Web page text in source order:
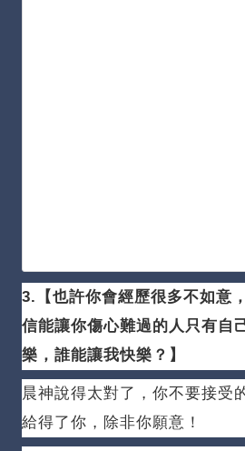
3.【也許你會經歷很多不如意
信能讓你傷心難過的人只有自
樂，誰能讓我快樂？ 】
晨神說得太對了，你不要接受
給得了你，除非你願意！